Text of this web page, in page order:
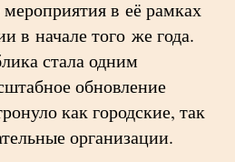
в её рамках
в начале того же года.
стала одним
обновление
как городские, так
организации.